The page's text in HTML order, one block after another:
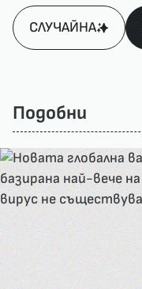
СЛУЧАЙНА
Подобни